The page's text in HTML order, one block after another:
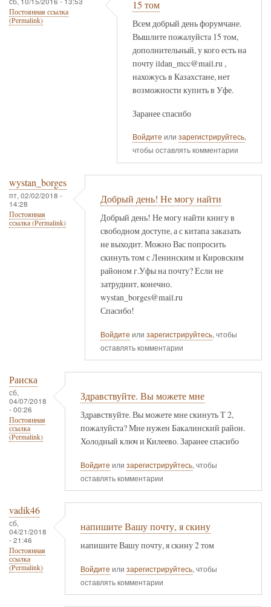
Постоянная ссылка
(Permalink)
15 том
Всем добрый день форумчане.
Вышлите пожалуйста 15 том,
дополнительный, у кого есть на
почту ildan_mcc@mail.ru ,
нахожусь в Казахстане, нет
возможности купить в Уфе.
Заранее спасибо
Войдите или зарегистрируйтесь,
чтобы оставлять комментарии
wystan_borges
пт, 02/02/2018 -
14:28
Постоянная
ссылка (Permalink)
Добрый день! Не могу найти
Добрый день! Не могу найти книгу в
свободном доступе, а с китапа заказать
не выходит. Можно Вас попросить
скинуть том с Ленинским и Кировским
районом г.Уфы на почту? Если не
затруднит, конечно.
wystan_borges@mail.ru
Спасибо!
Войдите или зарегистрируйтесь, чтобы
оставлять комментарии
Раиска
сб,
04/07/2018
- 00:26
Постоянная
ссылка
(Permalink)
Здравствуйте. Вы можете мне
Здравствуйте. Вы можете мне скинуть Т 2,
пожалуйста? Мне нужен Бакалинский район.
Холодный ключ и Килеево. Заранее спасибо
Войдите или зарегистрируйтесь, чтобы
оставлять комментарии
vadik46
сб,
04/21/2018
- 21:46
Постоянная
ссылка
(Permalink)
напишите Вашу почту, я скину
напишите Вашу почту, я скину 2 том
Войдите или зарегистрируйтесь, чтобы
оставлять комментарии